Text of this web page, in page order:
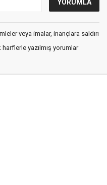
veya imalar, inançlara saldırı
yazılmış yorumlar